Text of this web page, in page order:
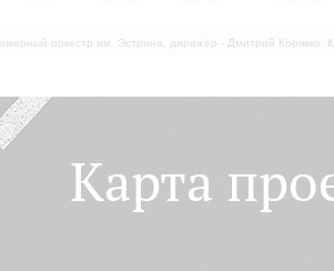
оркестр им. Эстрина, дирижёр - Дмитрий Корявко.
Карта